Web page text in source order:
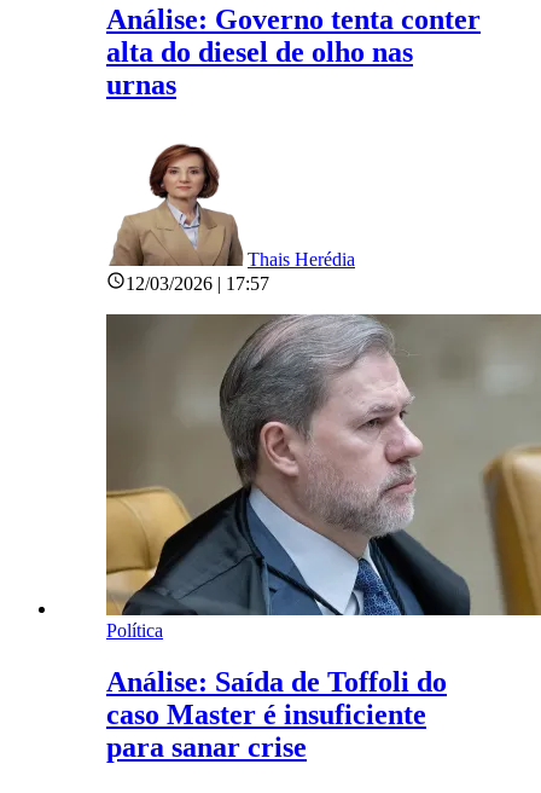
Análise: Governo tenta conter
alta do diesel de olho nas
urnas
Thais Herédia
12/03/2026 | 17:57
Política
Análise: Saída de Toffoli do
caso Master é insuficiente
para sanar crise